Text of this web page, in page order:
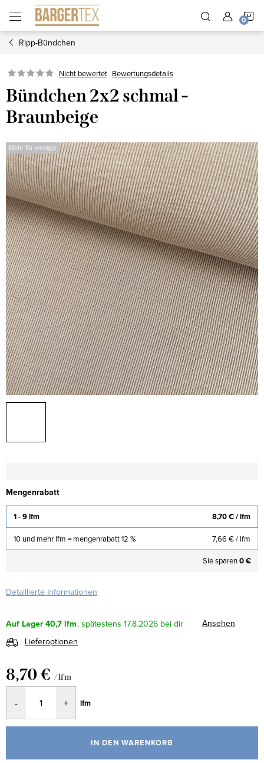
Inhalt
springen
Ripp-Bündchen
Nicht bewertet Bewertungsdetails
Bündchen 2x2 schmal -
Braunbeige
Mehr für weniger
Mengenrabatt
1 - 9 lfm 8,70 €/ lfm
10 und mehr lfm = mengenrabatt 12 % 7,66 €/ lfm
Sie sparen0 €
Detaillierte Informationen
Auf Lager40,7 lfm 17.8.2026
Ansehen
Lieferoptionen
8,70 € / lfm
lfm
IN DEN WARENKORB